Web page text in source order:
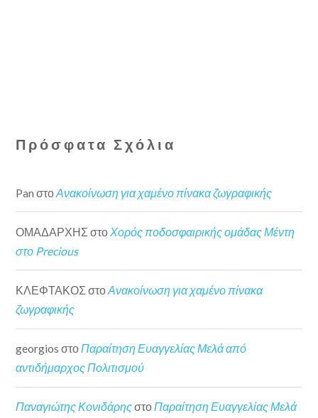
Πρόσφατα Σχόλια
Pan στοΑνακοίνωση για χαμένο πίνακα ζωγραφικής
ΟΜΑΔΑΡΧΗΣ στοΧορός ποδοσφαιρικής ομάδας Μέντη
στο Precious
ΚΛΕΦΤΑΚΟΣ στοΑνακοίνωση για χαμένο πίνακα
ζωγραφικής
georgios στοΠαραίτηση Ευαγγελίας Μελά από
αντιδήμαρχος Πολιτισμού
Παναγιώτης ΚονιδάρηςστοΠαραίτηση Ευαγγελίας Μελά